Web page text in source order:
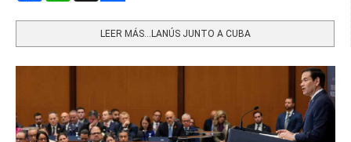
LEER MÁS…LANÚS JUNTO A CUBA